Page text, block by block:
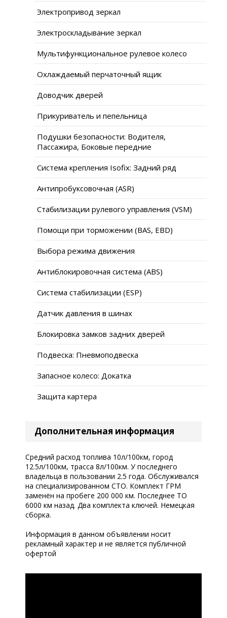
Электропривод зеркал
Электроскладывание зеркал
Мультифункциональное рулевое колесо
Охлаждаемый перчаточный ящик
Доводчик дверей
Прикуриватель и пепельница
Подушки безопасности: Водителя,
Пассажира, Боковые передние
Система крепления Isofix: Задний ряд
Антипробуксовочная (ASR)
Стабилизации рулевого управления (VSM)
Помощи при торможении (BAS, EBD)
Выбора режима движения
Антиблокировочная система (ABS)
Система стабилизации (ESP)
Датчик давления в шинах
Блокировка замков задних дверей
Подвеска: Пневмоподвеска
Запасное колесо: Докатка
Защита картера
Дополнительная информация
Средний расход топлива 10л/100км, город
12.5л/100км, трасса 8л/100км. У последнего
владельца в пользовании 2.5 года. Обслуживался
на специализированном СТО. Комплект ГРМ
заменён на пробеге 200 000 км. Последнее ТО
6000 км назад. Два комплекта ключей. Немецкая
сборка.
Информация в данном объявлении носит
рекламный характер и не является публичной
офертой